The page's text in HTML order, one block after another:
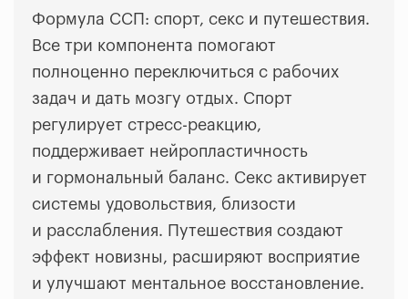
Формула ССП: спорт, секс и путешествия.
Все три компонента помогают
полноценно переключиться с рабочих
задач и дать мозгу отдых. Спорт
регулирует стресс-реакцию,
поддерживает нейропластичность
и гормональный баланс. Секс активирует
системы удовольствия, близости
и расслабления. Путешествия создают
эффект новизны, расширяют восприятие
и улучшают ментальное восстановление.